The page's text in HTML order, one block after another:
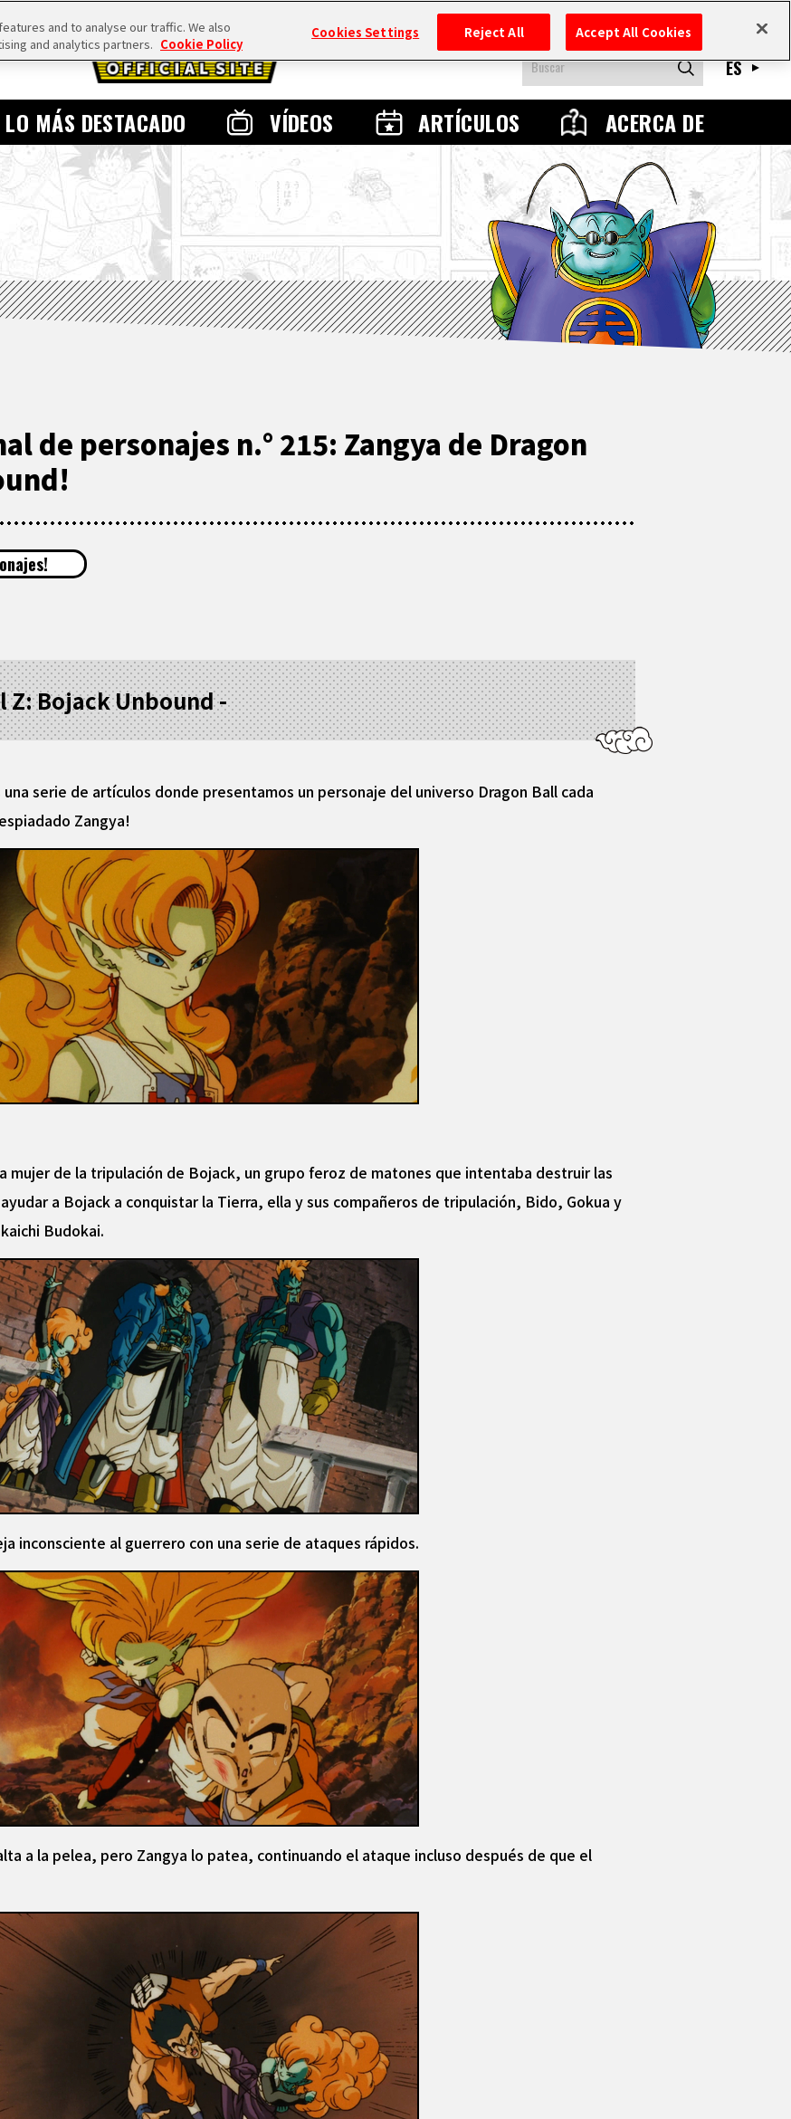
LO MÁS DESTACADO VÍDEOS ARTÍCULOS ACERCA DE
ES
de personajes n.° 215: Zangya de Dragon
Z: Bojack Unbound -
serie de artículos donde presentamos un personaje del universo Dragon Ball cada
Zangya!
mujer de la tripulación de Bojack, un grupo feroz de matones que intentaba destruir las
a Bojack a conquistar la Tierra, ella y sus compañeros de tripulación, Bido, Gokua y
Budokai.
inconsciente al guerrero con una serie de ataques rápidos.
a la pelea, pero Zangya lo patea, continuando el ataque incluso después de que el
and to analyse our traffic. We also
and analytics partners. Cookie Policy
Cookies Settings Reject All Accept All Cookies